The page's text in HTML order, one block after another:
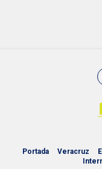
Portada Veracruz